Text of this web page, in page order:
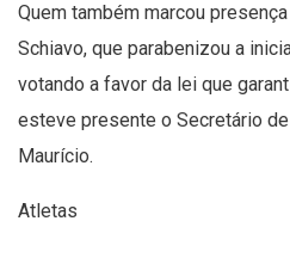
Quem também marcou
Schiavo, que parabenizou a
votando a favor da lei que
esteve presente o Secretário
Maurício.
Atletas